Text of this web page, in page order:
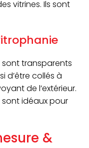
vitrines. Ils sont
sont transparents
d’être collés à
de l’extérieur.
sont idéaux pour
&